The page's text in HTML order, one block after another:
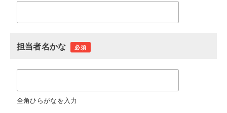
担当者名かな 必須
全角ひらがなを入力